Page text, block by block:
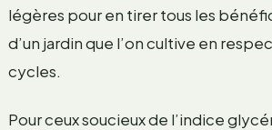
légères pour en tirer tous les
d’un jardin que l’on cultive en
cycles.
Pour ceux soucieux de l’indice